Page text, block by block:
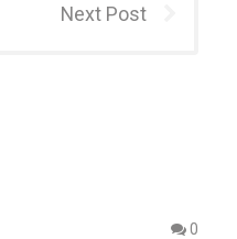
Next Post
0